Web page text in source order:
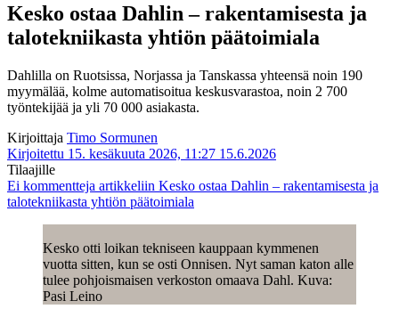
Kesko ostaa Dahlin – rakentamisesta ja
talotekniikasta yhtiön päätoimiala
Dahlilla on Ruotsissa, Norjassa ja Tanskassa yhteensä noin 190
myymälää, kolme automatisoitua keskusvarastoa, noin 2 700
työntekijää ja yli 70 000 asiakasta.
Kirjoittaja Timo Sormunen
Kirjoitettu 15. kesäkuuta 2026, 11:27 15.6.2026
Tilaajille
Ei kommentteja artikkeliin Kesko ostaa Dahlin – rakentamisesta ja
talotekniikasta yhtiön päätoimiala
Kesko otti loikan tekniseen kauppaan kymmenen
vuotta sitten, kun se osti Onnisen. Nyt saman katon alle
tulee pohjoismaisen verkoston omaava Dahl. Kuva:
Pasi Leino